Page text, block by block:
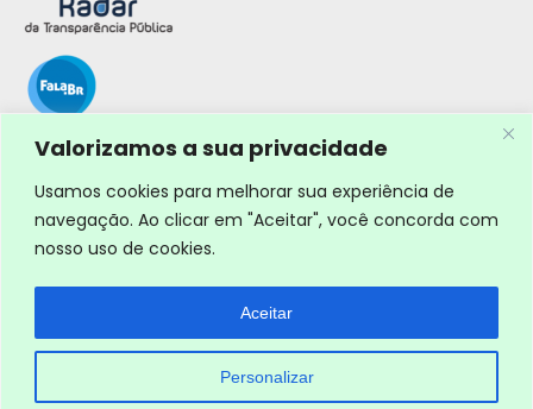
Valorizamos a sua privacidade
Usamos cookies para melhorar sua experiência de
navegação. Ao clicar em "Aceitar", você concorda com
nosso uso de cookies.
Personalizar
Aceitar